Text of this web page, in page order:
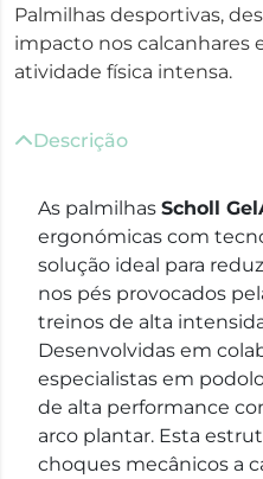
Palmilhas desportivas,
impacto nos calcanhares
atividade física intensa.
Descrição
As palmilhas Scholl
ergonómicas com
solução ideal para
nos pés provocados
treinos de alta
Desenvolvidas em
especialistas em
de alta performance
arco plantar. Esta
choques mecânicos a